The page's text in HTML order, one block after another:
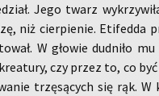
Jego twarz
niż cier­pie­nie. Eti­fed­da
W gło­wie dud­ni­ło
czy przez to, co
trzę­są­cych się rąk.